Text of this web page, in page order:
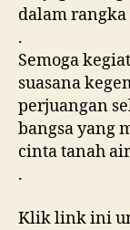
dalam
.
Semoga
suasana
perjuangan
bangsa yang
cinta tanah
.
Klik link ini